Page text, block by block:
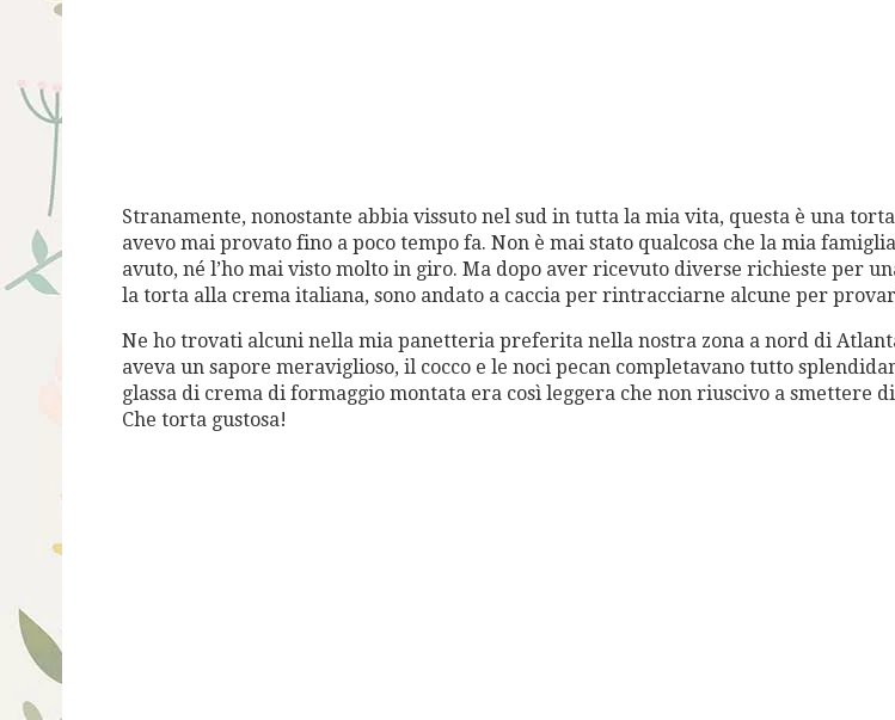
Stranamente, nonostante abbia vissuto nel sud in tutta la mia vita, questa è una
avevo mai provato fino a poco tempo fa. Non è mai stato qualcosa che la mia
avuto, né l’ho mai visto molto in giro. Ma dopo aver ricevuto diverse richieste per
la torta alla crema italiana, sono andato a caccia per rintracciarne alcune per
Ne ho trovati alcuni nella mia panetteria preferita nella nostra zona a nord di
aveva un sapore meraviglioso, il cocco e le noci pecan completavano tutto
glassa di crema di formaggio montata era così leggera che non riuscivo a smettere
Che torta gustosa!